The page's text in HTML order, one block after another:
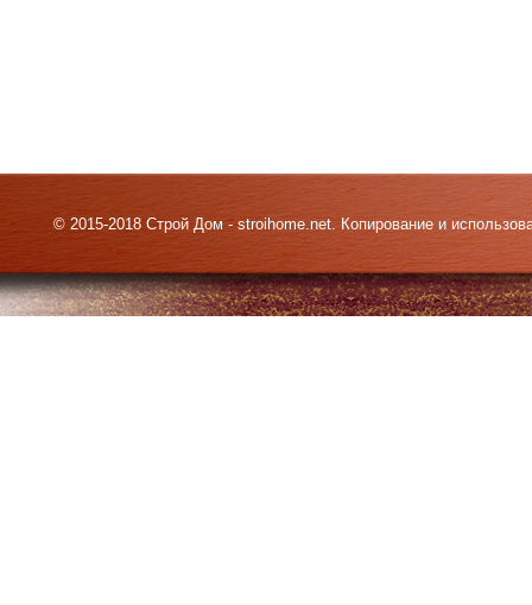
© 2015-2018 Строй Дом - stroihome.net. Копирование и